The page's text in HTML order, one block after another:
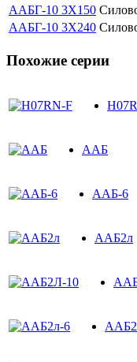
ААБГ-10 3Х150
ААБГ-10 3Х240
Похожие серии
ААБ
ААБ-6
ААБ2л